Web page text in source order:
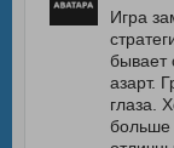
Игра
бывает
азарт.
глаза.
больше